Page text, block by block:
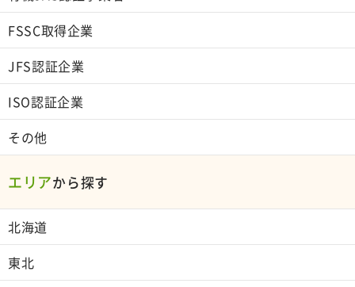
FSSC取得企業
JFS認証企業
ISO認証企業
その他
エリアから探す
北海道
東北